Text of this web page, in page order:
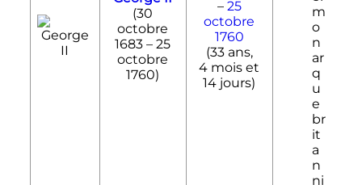
(30
octobre
1683 –25
octobre
1760)
– 25
octobre
1760
(33 ans,
4 mois et
14 jours)
m
o
n
ar
q
u
e
br
it
a
n
ni